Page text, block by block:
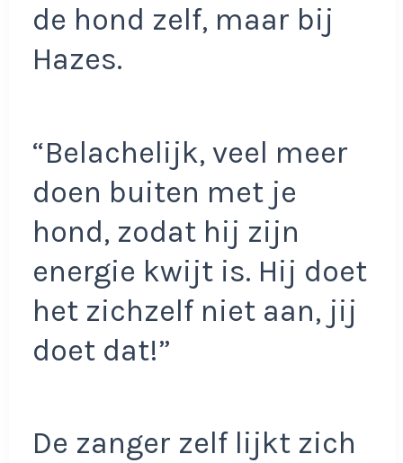
de hond zelf, maar bij
Hazes.
“Belachelijk, veel meer
doen buiten met je
hond, zodat hij zijn
energie kwijt is. Hij doet
het zichzelf niet aan, jij
doet dat!”
De zanger zelf lijkt zich